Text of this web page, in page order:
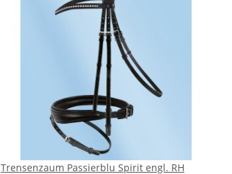
Trensenzaum Passierblu Spirit engl. RH